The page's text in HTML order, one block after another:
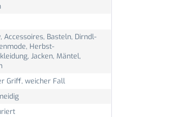
Accessoires, Basteln, Dirndl-
Herbst-
Jacken, Mäntel,
Griff, weicher Fall